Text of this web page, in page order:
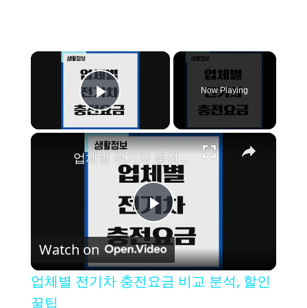
×
Play Video
Now Playing
×
P
l
업체별 전기차 충전요금 비교 분석, 할인 꿀팁
Watch on
업체별 전기차 충전요금 비교 분석, 할인
꿀팁